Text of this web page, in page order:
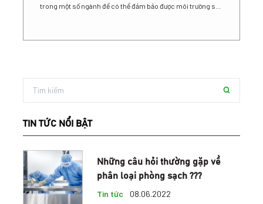
trong một số ngành để có thể đảm bảo được môi trường sản
biệt là các chủ cơ sở sản xuất sẽ hiểu vấn đề này hơn ai hết.
TIN TỨC NỔI BẬT
Những câu hỏi thường gặp về
phân loại phòng sạch ???
Tin tức 08.06.2022